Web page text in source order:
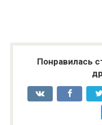
Понравилась